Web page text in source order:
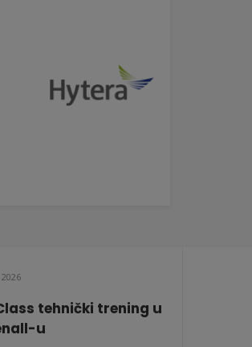
tehnički trening u
u